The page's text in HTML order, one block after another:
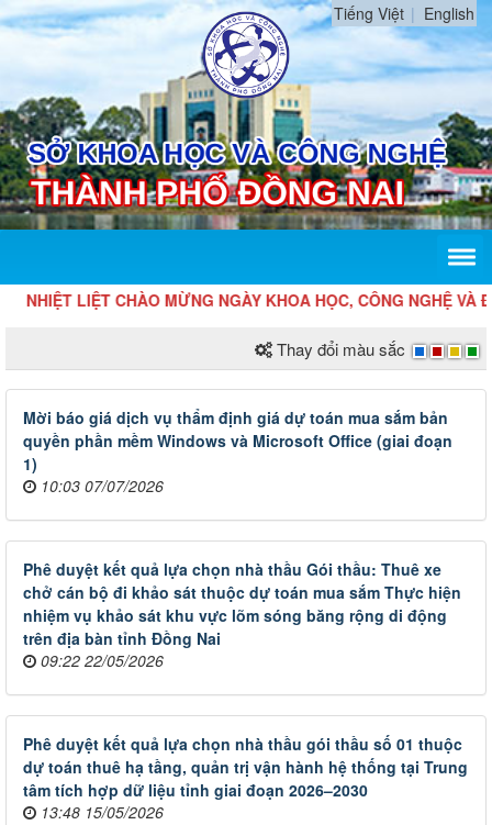
Tiếng Việt English
NHIỆT LIỆT CHÀO MỪNG NGÀY KHOA HỌC, CÔNG NGHỆ VÀ
Thay đổi màu sắc
Mời báo giá dịch vụ thẩm định giá dự toán mua sắm bản
quyền phần mềm Windows và Microsoft Office (giai đoạn
1)
10:03 07/07/2026
Phê duyệt kết quả lựa chọn nhà thầu Gói thầu: Thuê xe
chở cán bộ đi khảo sát thuộc dự toán mua sắm Thực hiện
nhiệm vụ khảo sát khu vực lõm sóng băng rộng di động
trên địa bàn tỉnh Đồng Nai
09:22 22/05/2026
Phê duyệt kết quả lựa chọn nhà thầu gói thầu số 01 thuộc
dự toán thuê hạ tầng, quản trị vận hành hệ thống tại Trung
tâm tích hợp dữ liệu tỉnh giai đoạn 2026–2030
13:48 15/05/2026